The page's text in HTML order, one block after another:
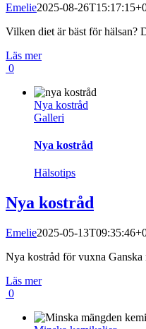
Emelie2025-08-
Vilken diet är bäst för hälsan?
Läs mer
0
Nya kostråd
Galleri
Nya kostråd
Hälsotips
Nya kostråd
Emelie2025-05-
Nya kostråd för vuxna
Läs mer
0